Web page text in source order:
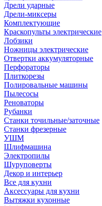
Дрели ударные
Дрели-миксеры
Комплектующие
Краскопульты электрические
Лобзики
Ножницы электрические
Отвертки аккумуляторные
Перфораторы
Плиткорезы
Полировальные машины
Пылесосы
Реноваторы
Рубанки
Станки точильные/заточные
Станки фрезерные
УШМ
Шлифмашина
Электропилы
Шуруповерты
Декор и интерьер
Все для кухни
Аксессуары для кухни
Вытяжки кухонные